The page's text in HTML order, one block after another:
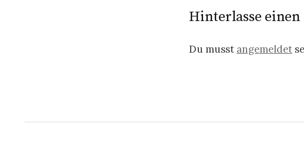
Hinterlasse
Du musst angemeldet